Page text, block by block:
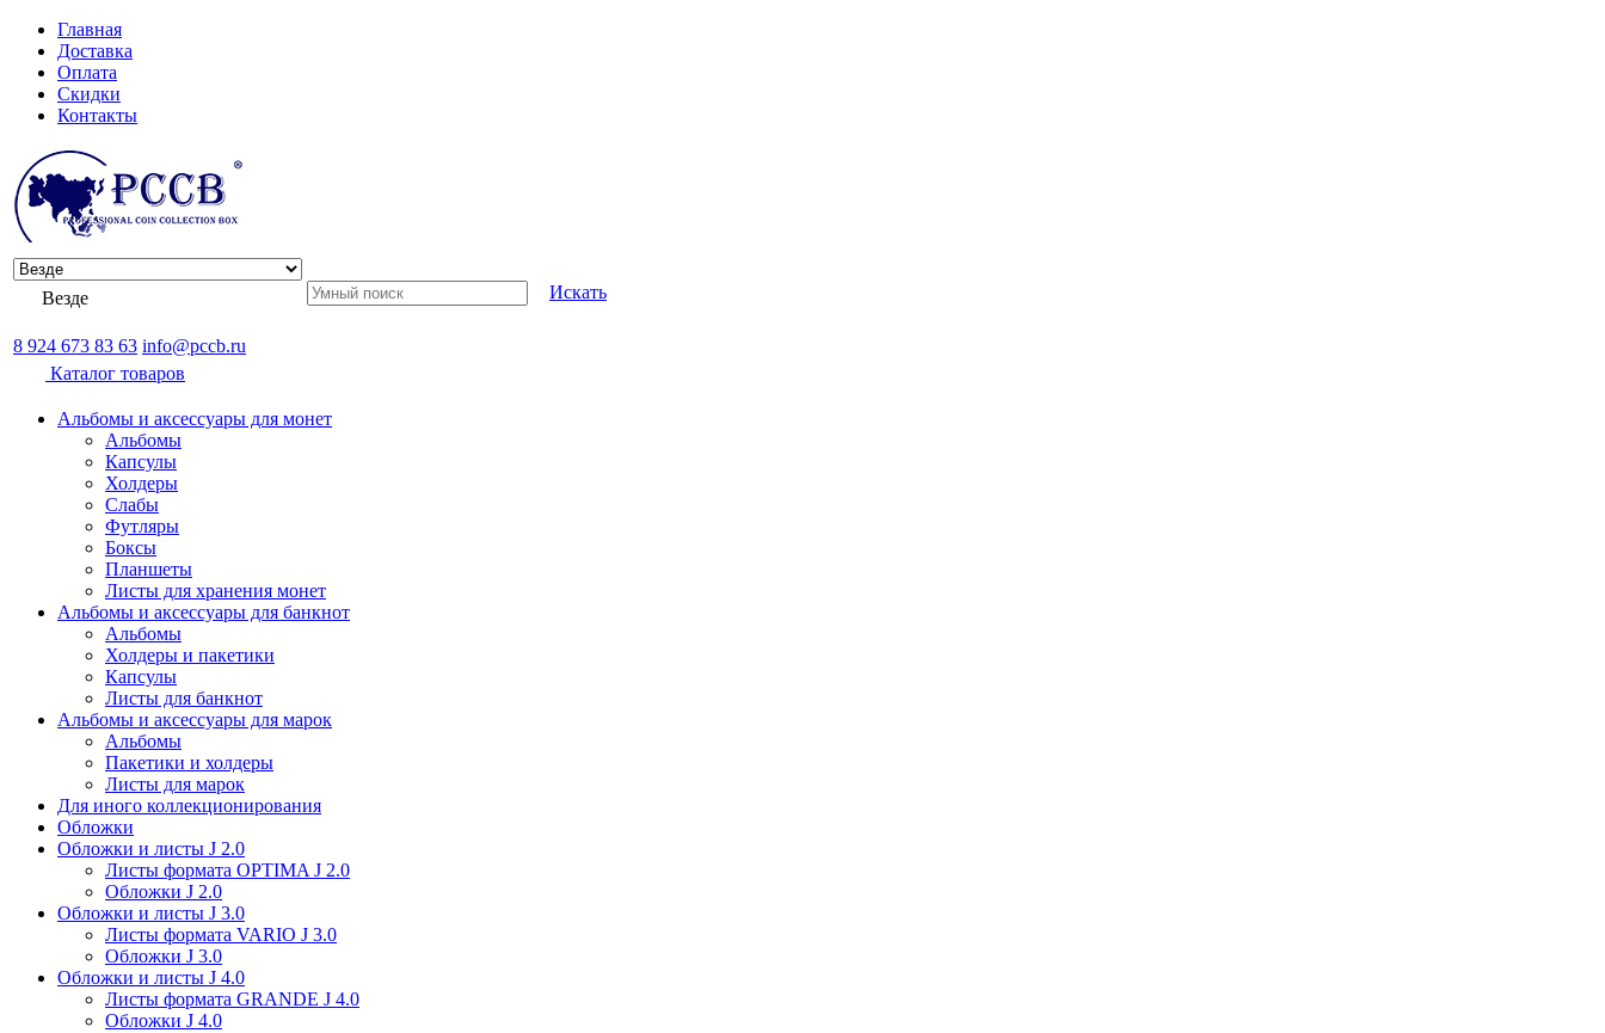
Главная
Доставка
Оплата
Скидки
Контакты
Везде Искать
8 924 673 83 63 info@pccb.ru
Каталог товаров
Альбомы и аксессуары для монет
Альбомы
Капсулы
Холдеры
Слабы
Футляры
Боксы
Планшеты
Листы для хранения монет
Альбомы и аксессуары для банкнот
Альбомы
Холдеры и пакетики
Капсулы
Листы для банкнот
Альбомы и аксессуары для марок
Альбомы
Пакетики и холдеры
Листы для марок
Для иного коллекционирования
Обложки
Обложки и листы J 2.0
Листы формата OPTIMA J 2.0
Обложки J 2.0
Обложки и листы J 3.0
Листы формата VARIO J 3.0
Обложки J 3.0
Обложки и листы J 4.0
Листы формата GRANDE J 4.0
Обложки J 4.0